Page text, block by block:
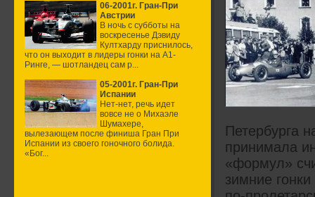
06-2001г. Гран-При
Австрии
В ночь с субботы на
воскресенье Дэвиду
Култхарду приснилось,
что он выходит в лидеры гонки на А1-
Ринге, — шотландец сам р...
05-2001г. Гран-При
Испании
Нет-нет, речь идет
вовсе не о Михаэле
Шумахере,
вылезающем после финиша Гран При
Испании из своего гоночного болида.
«Бог...
Петербурга
принимала
«формул»
зимние